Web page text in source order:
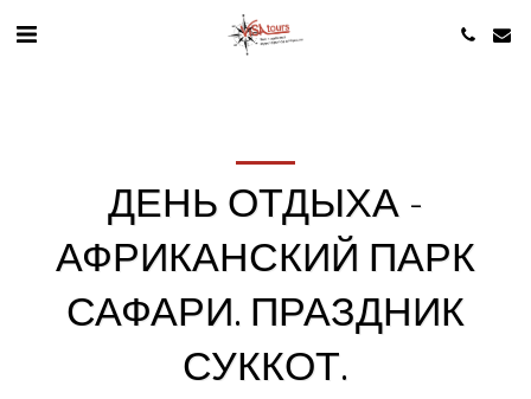
ДЕНЬ ОТДЫХА -
АФРИКАНСКИЙ ПАРК
САФАРИ. ПРАЗДНИК
СУККОТ.